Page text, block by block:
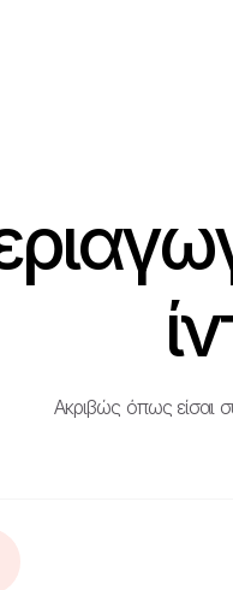
Ακριβώς όπως είσαι